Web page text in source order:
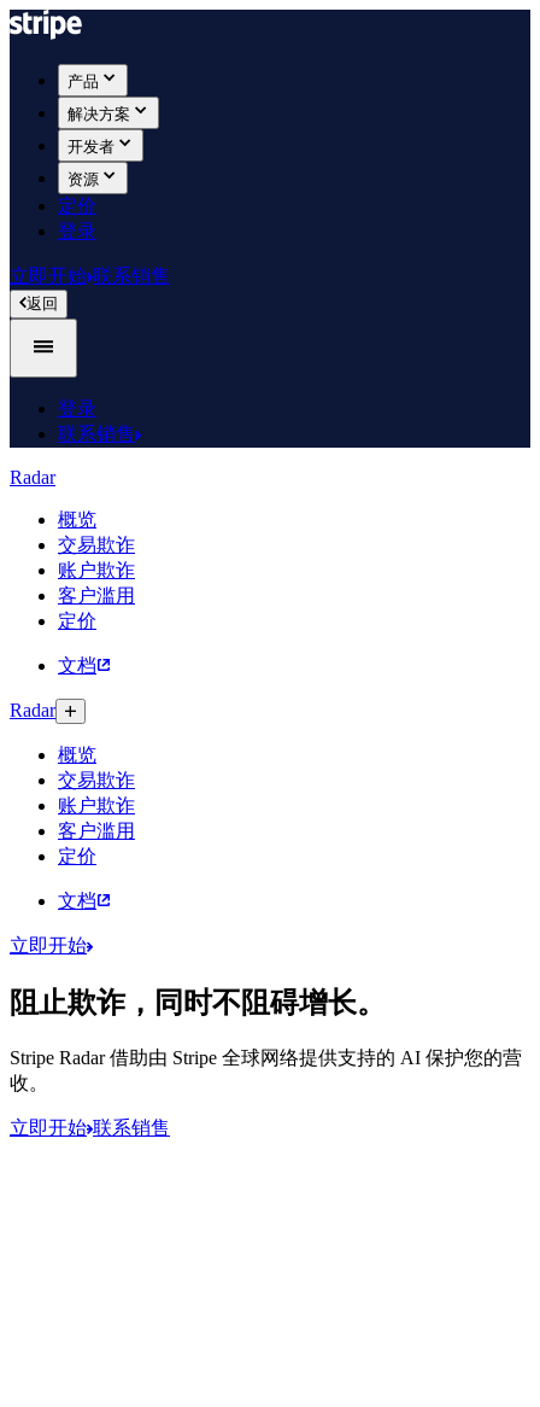
产品
解决方案
开发者
资源
定价
登录
立即开始 联系销售
返回
登录
联系销售
Radar
概览
交易欺诈
账户欺诈
客户滥用
定价
文档
Radar
概览
交易欺诈
账户欺诈
客户滥用
定价
文档
立即开始
阻止欺诈，同时不阻碍增长。
Stripe Radar 借助由 Stripe 全球网络提供支持的 AI 保护您的营
收。
立即开始 联系销售